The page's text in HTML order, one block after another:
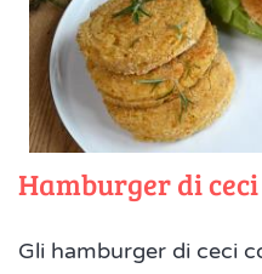
Hamburger di
Gli hamburger di ceci